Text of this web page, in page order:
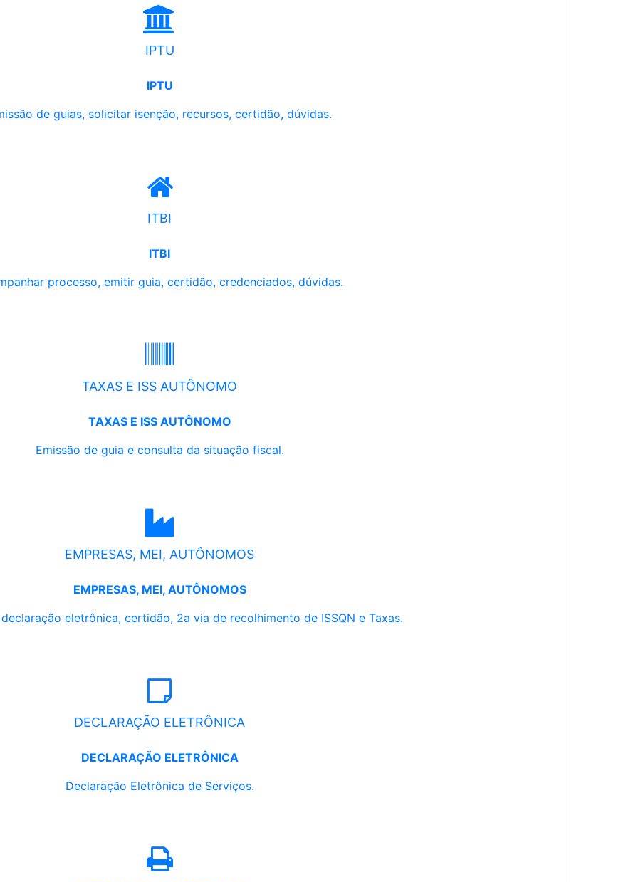
IPTU
IPTU
de guias, solicitar isenção, recursos, certidão, dúvidas.
ITBI
ITBI
processo, emitir guia, certidão, credenciados, dúvidas.
TAXAS E ISS AUTÔNOMO
TAXAS E ISS AUTÔNOMO
Emissão de guia e consulta da situação fiscal.
EMPRESAS, MEI, AUTÔNOMOS
EMPRESAS, MEI, AUTÔNOMOS
eletrônica, certidão, 2a via de recolhimento de ISSQN e Taxas.
DECLARAÇÃO ELETRÔNICA
DECLARAÇÃO ELETRÔNICA
Declaração Eletrônica de Serviços.